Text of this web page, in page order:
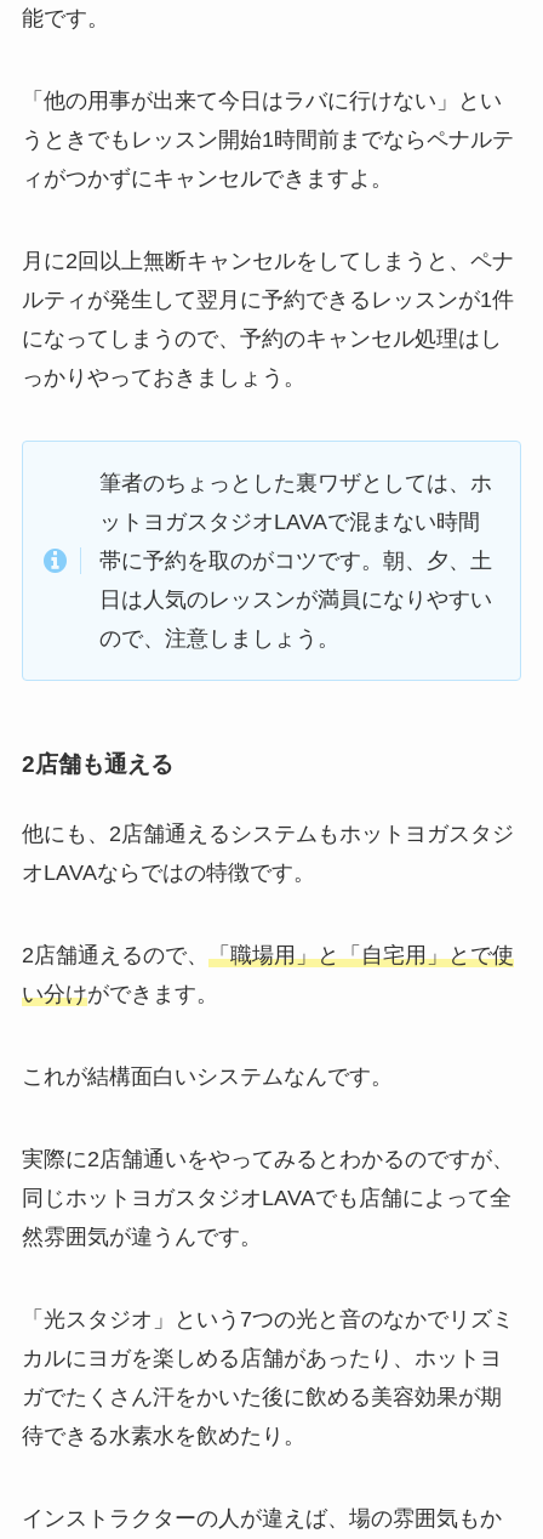
能です。
「他の用事が出来て今日はラバに行けない」
とい
うときでもレッスン開始1時間前までならペナルテ
ィがつかずにキャンセルできますよ。
月に2回以上無断キャンセルをしてしまうと、ペナ
ルティが発生して翌月に予約できるレッスンが1件
になってしまうので、予約のキャンセル処理はし
っかりやっておきましょう。
筆者のちょっとした裏ワザとしては、ホ
ットヨガスタジオLAVAで混まない時間
帯に予約を取のがコツです。朝、夕、土
日は人気のレッスンが満員になりやすい
ので、注意しましょう。
2店舗も通える
他にも、2店舗通えるシステムもホットヨガスタジ
オLAVAならではの特徴です。
2店舗通えるので、 「職場用」と「自宅用」とで使
い分けができます。
これが結構面白いシステムなんです。
実際に2店舗通いをやってみるとわかるのですが、
同じホットヨガスタジオLAVAでも店舗によって全
然雰囲気が違うんです。
「光スタジオ」
という7つの光と音のなかでリズミ
カルにヨガを楽しめる店舗があったり、ホットヨ
ガでたくさん汗をかいた後に飲める美容効果が期
待できる水素水を飲めたり。
インストラクターの人が違えば、場の雰囲気もか